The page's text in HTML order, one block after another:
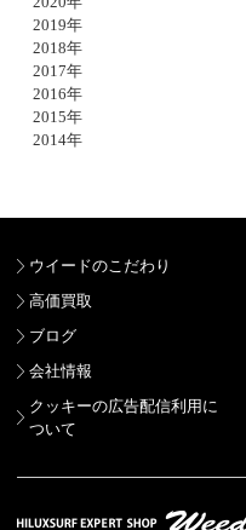
2019年
2018年
2017年
2016年
2015年
2014年
ウイードのこだわり
高価買取
ブログ
会社情報
クッキーの広告配信利用に
ついて